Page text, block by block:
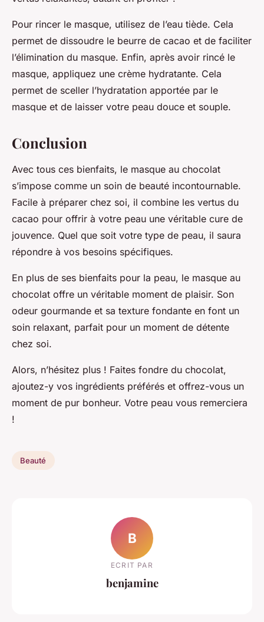
Pour rincer le masque, utilisez de l’eau tiède. Cela
permet de dissoudre le beurre de cacao et de faciliter
l’élimination du masque. Enfin, après avoir rincé le
masque, appliquez une crème hydratante. Cela
permet de sceller l’hydratation apportée par le
masque et de laisser votre peau douce et souple.
Conclusion
Avec tous ces bienfaits, le masque au chocolat
s’impose comme un soin de beauté incontournable.
Facile à préparer chez soi, il combine les vertus du
cacao pour offrir à votre peau une véritable cure de
jouvence. Quel que soit votre type de peau, il saura
répondre à vos besoins spécifiques.
En plus de ses bienfaits pour la peau, le masque au
chocolat offre un véritable moment de plaisir. Son
odeur gourmande et sa texture fondante en font un
soin relaxant, parfait pour un moment de détente
chez soi.
Alors, n’hésitez plus ! Faites fondre du chocolat,
ajoutez-y vos ingrédients préférés et offrez-vous un
moment de pur bonheur. Votre peau vous remerciera
!
Beauté
B
ECRIT PAR
benjamine